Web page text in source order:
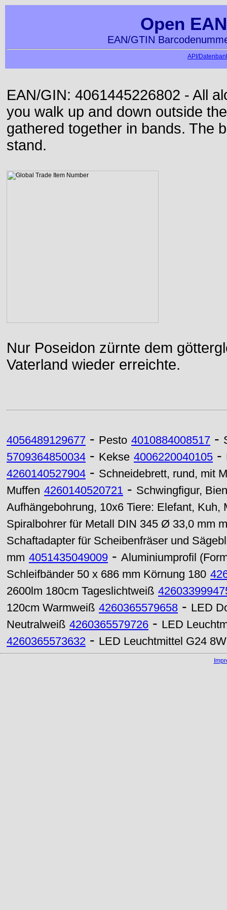
Open
EAN/GTIN
API/
EAN/GIN: 4061445226802 - All
you walk up and down outside
gathered together in bands. The
stand.
Nur Poseidon zürnte dem
Vaterland wieder erreichte.
4056489129677 - Pesto 4010884008517 -
5709364850034 - Kekse 4006220040105 -
4260140527904 - Schneidebrett, rund, mit
Muffen 4260140520721 - Schwingfigur,
Aufhängebohrung, 10x6 Tiere: Elefant, Kuh,
Spiralbohrer für Metall DIN 345 Ø 33,0 mm
Schaftadapter für Scheibenfräser und
mm 4051435049009 - Aluminiumprofil
Schleifbänder 50 x 686 mm Körnung 180
2600lm 180cm Tageslichtweiß
120cm Warmweiß 4260365579658 - LED
Neutralweiß 4260365579726 - LED
4260365573632 - LED Leuchtmittel G24